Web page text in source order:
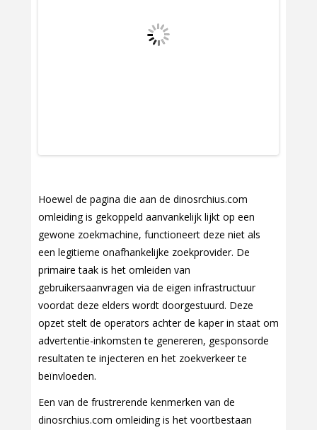
Hoewel de pagina die aan de dinosrchius.com
omleiding is gekoppeld aanvankelijk lijkt op een
gewone zoekmachine, functioneert deze niet als
een legitieme onafhankelijke zoekprovider. De
primaire taak is het omleiden van
gebruikersaanvragen via de eigen infrastructuur
voordat deze elders wordt doorgestuurd. Deze
opzet stelt de operators achter de kaper in staat om
advertentie-inkomsten te genereren, gesponsorde
resultaten te injecteren en het zoekverkeer te
beïnvloeden.
Een van de frustrerende kenmerken van de
dinosrchius.com omleiding is het voortbestaan